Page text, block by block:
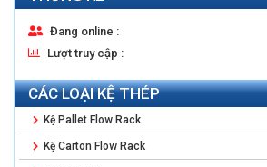
Đang online :
Lượt truy cập :
CÁC LOẠI KỆ THÉP
Kệ Pallet Flow Rack
Kệ Carton Flow Rack